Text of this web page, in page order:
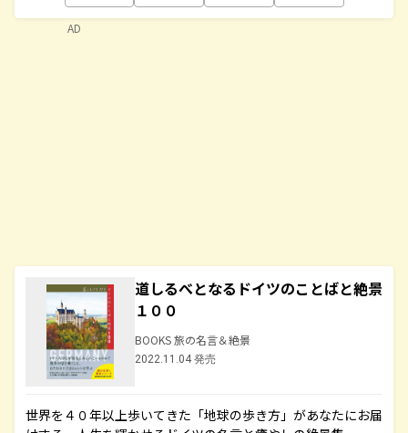
道しるべとなるドイツのことばと絶景
１００
BOOKS 旅の名言＆絶景
2022.11.04 発売
世界を４０年以上歩いてきた「地球の歩き方」があなたにお届
AD